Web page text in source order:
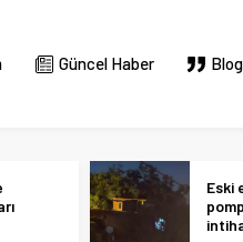
Güncel Haber Blog
Eski